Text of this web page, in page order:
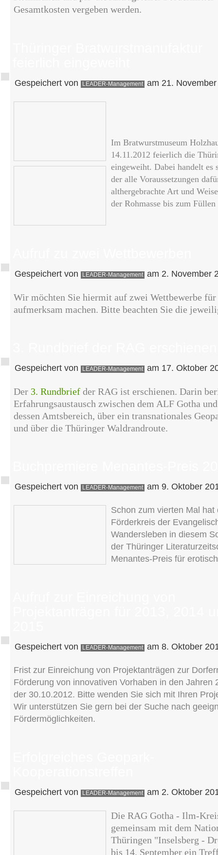
Gesamtkosten vergeben werden.
Gespeichert von LEADER-Management am 21.
Im Bratwurstmuseum
14.11.2012 feierlich die
eingeweiht. Dabei handelt es
der alle Voraussetzungen
althergebrachte Art und
der Rohmasse bis zum
Gespeichert von LEADER-Management am 2. November
Wir möchten Sie hiermit auf zwei Wettbewerbe
aufmerksam machen. Bitte beachten Sie die
Gespeichert von LEADER-Management am 17. Oktober
Der 3. Rundbrief der RAG ist erschienen. Darin
Erfahrungsaustausch zwischen dem ALF Gotha
dessen Amtsbereich, über ein transnationales
und über die Thüringer Waldrandroute.
Gespeichert von LEADER-Management am 9. Oktober
Schon zum vierten Mal hat
Förderkreis der
Wandersleben in diesem
der Thüringer
Menantes-Preis für
Gespeichert von LEADER-Management am 8. Oktober
Frist zur Einreichung von Projektanträgen zur
Förderung von innovativen Vorhaben in den Jahren
der 30.10.2012. Bitte wenden Sie sich mit Ihren
Wir unterstützen Sie gern bei der Suche nach
Fördermöglichkeiten.
Gespeichert von LEADER-Management am 2. Oktober
Die RAG Gotha - Ilm-
gemeinsam mit dem
Thüringen "Inselsberg -
bis 14. September ein